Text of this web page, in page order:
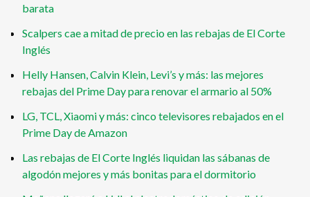
barata
Scalpers cae a mitad de precio en las rebajas de El Corte
Inglés
Helly Hansen, Calvin Klein, Levi’s y más: las mejores
rebajas del Prime Day para renovar el armario al 50%
LG, TCL, Xiaomi y más: cinco televisores rebajados en el
Prime Day de Amazon
Las rebajas de El Corte Inglés liquidan las sábanas de
algodón mejores y más bonitas para el dormitorio